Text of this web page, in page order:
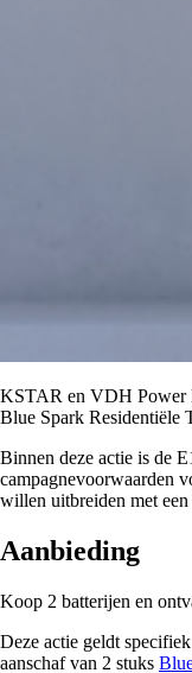
KSTAR en VDH Power
Blue Spark Residentiële
Binnen deze actie is de
campagnevoorwaarden
willen uitbreiden met een
Aanbieding
Koop 2 batterijen en
Deze actie geldt
aanschaf van 2 stuks